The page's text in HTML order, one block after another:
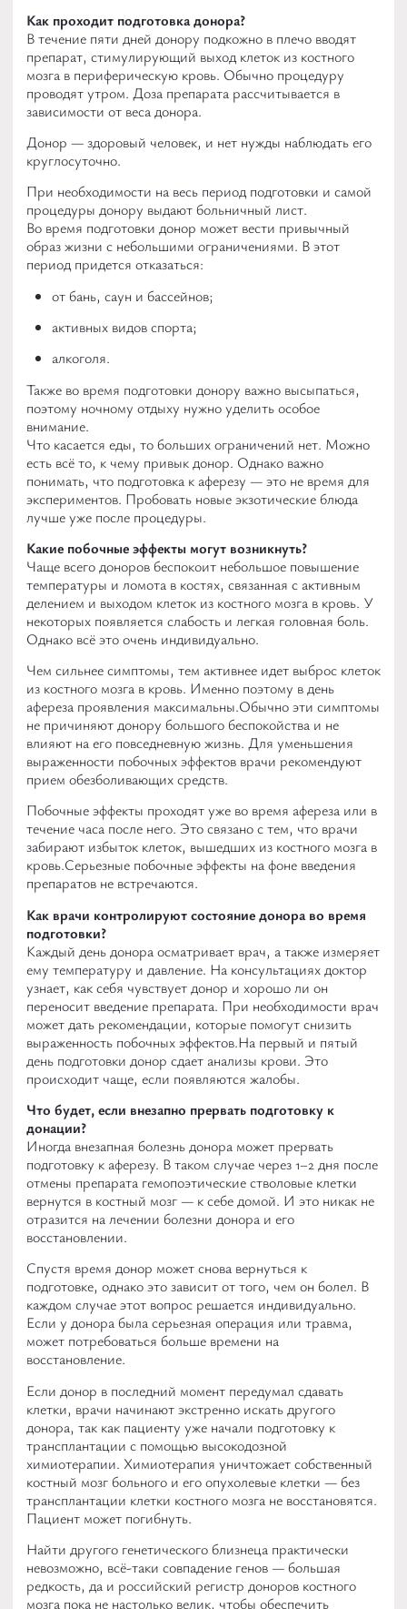
Как проходит подготовка донора?
В течение пяти дней донору подкожно в плечо вводят
препарат, стимулирующий выход клеток из костного
мозга в периферическую кровь. Обычно процедуру
проводят утром. Доза препарата рассчитывается в
зависимости от веса донора.
Донор — здоровый человек, и нет нужды наблюдать его
круглосуточно.
При необходимости на весь период подготовки и самой
процедуры донору выдают больничный лист.
Во время подготовки донор может вести привычный
образ жизни с небольшими ограничениями. В этот
период придется отказаться:
от бань, саун и бассейнов;
активных видов спорта;
алкоголя.
Также во время подготовки донору важно высыпаться,
поэтому ночному отдыху нужно уделить особое
внимание.
Что касается еды, то больших ограничений нет. Можно
есть всё то, к чему привык донор. Однако важно
понимать, что подготовка к аферезу — это не время для
экспериментов. Пробовать новые экзотические блюда
лучше уже после процедуры.
Какие побочные эффекты могут возникнуть?
Чаще всего доноров беспокоит небольшое повышение
температуры и ломота в костях, связанная с активным
делением и выходом клеток из костного мозга в кровь. У
некоторых появляется слабость и легкая головная боль.
Однако всё это очень индивидуально.
Чем сильнее симптомы, тем активнее идет выброс клеток
из костного мозга в кровь. Именно поэтому в день
афереза проявления максимальны.Обычно эти симптомы
не причиняют донору большого беспокойства и не
влияют на его повседневную жизнь. Для уменьшения
выраженности побочных эффектов врачи рекомендуют
прием обезболивающих средств.
Побочные эффекты проходят уже во время афереза или в
течение часа после него. Это связано с тем, что врачи
забирают избыток клеток, вышедших из костного мозга в
кровь.Серьезные побочные эффекты на фоне введения
препаратов не встречаются.
Как врачи контролируют состояние донора во время
подготовки?
Каждый день донора осматривает врач, а также измеряет
ему температуру и давление. На консультациях доктор
узнает, как себя чувствует донор и хорошо ли он
переносит введение препарата. При необходимости врач
может дать рекомендации, которые помогут снизить
выраженность побочных эффектов.На первый и пятый
день подготовки донор сдает анализы крови. Это
происходит чаще, если появляются жалобы.
Что будет, если внезапно прервать подготовку к
донации?
Иногда внезапная болезнь донора может прервать
подготовку к аферезу. В таком случае через 1–2 дня после
отмены препарата гемопоэтические стволовые клетки
вернутся в костный мозг — к себе домой. И это никак не
отразится на лечении болезни донора и его
восстановлении.
Спустя время донор может снова вернуться к
подготовке, однако это зависит от того, чем он болел. В
каждом случае этот вопрос решается индивидуально.
Если у донора была серьезная операция или травма,
может потребоваться больше времени на
восстановление.
Если донор в последний момент передумал сдавать
клетки, врачи начинают экстренно искать другого
донора, так как пациенту уже начали подготовку к
трансплантации с помощью высокодозной
химиотерапии. Химиотерапия уничтожает собственный
костный мозг больного и его опухолевые клетки — без
трансплантации клетки костного мозга не восстановятся.
Пациент может погибнуть.
Найти другого генетического близнеца практически
невозможно, всё-таки совпадение генов — большая
редкость, да и российский регистр доноров костного
мозга пока не настолько велик, чтобы обеспечить